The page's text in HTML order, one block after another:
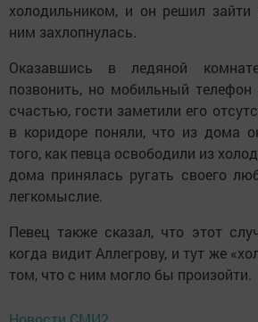
холодильником, и он решил зайти
ним захлопнулась.
Оказавшись в ледяной
позвонить, но мобильный
счастью, гости заметили его
в коридоре поняли, что из дома
того, как певца освободили из
дома принялась ругать своего
легкомыслие.
Певец также сказал, что этот
когда видит Аллегрову, и тут же
том, что с ним могло бы произойти.